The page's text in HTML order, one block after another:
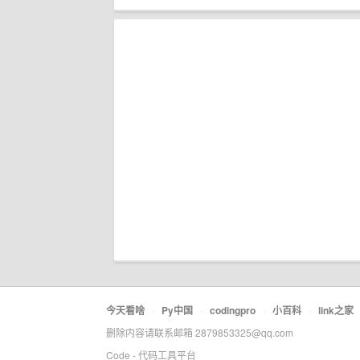
今天看啥 · Py中国 · codingpro · 小百科 · link之家
删除内容请联系邮箱 2879853325@qq.com
Code - 代码工具平台